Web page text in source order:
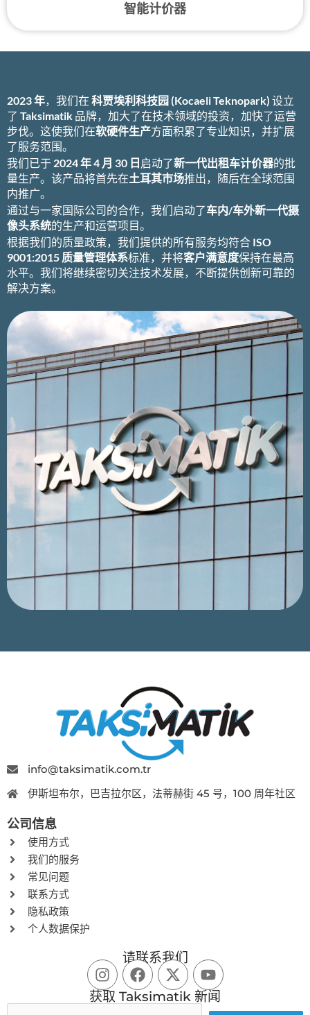
智能计价器
2023 年，我们在 科贾埃利科技园 (Kocaeli Teknopark) 设立
了 Taksimatik 品牌，加大了在技术领域的投资，加快了运营
步伐。这使我们在软硬件生产方面积累了专业知识，并扩展
了服务范围。
我们已于 2024 年 4 月 30 日启动了新一代出租车计价器的批
量生产。该产品将首先在土耳其市场推出，随后在全球范围
内推广。
通过与一家国际公司的合作，我们启动了车内/车外新一代摄
像头系统的生产和运营项目。
根据我们的质量政策，我们提供的所有服务均符合 ISO
9001:2015 质量管理体系标准，并将客户满意度保持在最高
水平。我们将继续密切关注技术发展，不断提供创新可靠的
解决方案。
info@taksimatik.com.tr
伊斯坦布尔，巴吉拉尔区，法蒂赫街 45 号，100 周年社区
公司信息
使用方式
我们的服务
常见问题
联系方式
隐私政策
个人数据保护
请联系我们
获取 Taksimatik 新闻